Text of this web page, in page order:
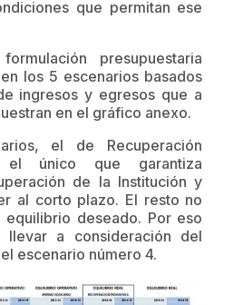
que permitan ese
presupuestaria
los 5 escenarios basados
ingresos y egresos que a
en el gráfico anexo.
el de Recuperación
el único que garantiza
de la Institución y
al corto plazo. El resto no
deseado. Por eso
llevar a consideración del
escenario número 4.